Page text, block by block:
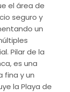
el área de
seguro y
un
Pilar de la
es una
fina y un
la Playa de